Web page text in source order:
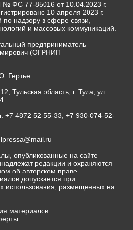
№ ФС 77-85016 от 10.04.2023 г.
10 апреля 2023 г.
надзору в сфере связи,
и массовых коммуникаций.
предприниматель
(ОГРНИП
Гертье.
Тульская область, г. Тула, ул.
+7 4872 52-55-33, +7 930-074-52-
опубликованные на сайте
редакции и охраняются
об авторском праве.
допускается при
использования, размещенных на
материалов